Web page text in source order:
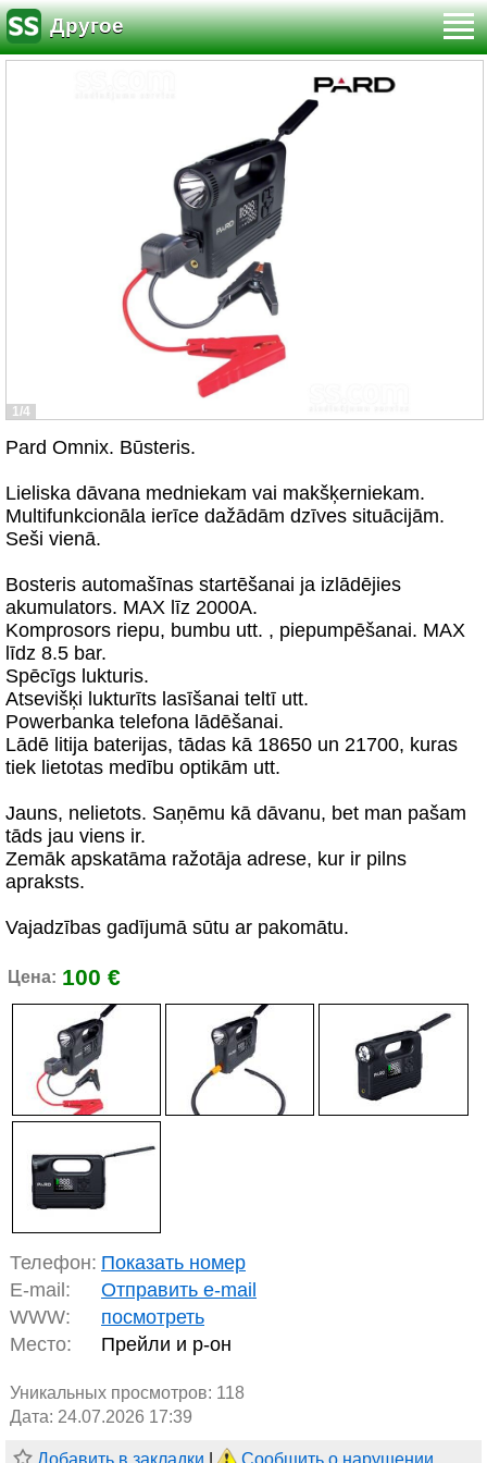
Другое
1/4
Pard Omnix. Būsteris.
Lieliska dāvana medniekam vai makšķerniekam.
Multifunkcionāla ierīce dažādām dzīves situācijām.
Seši vienā.
Bosteris automašīnas startēšanai ja izlādējies
akumulators. MAX līz 2000A.
Komprosors riepu, bumbu utt. , piepumpēšanai. MAX
līdz 8.5 bar.
Spēcīgs lukturis.
Atsevišķi lukturīts lasīšanai teltī utt.
Powerbanka telefona lādēšanai.
Lādē litija baterijas, tādas kā 18650 un 21700, kuras
tiek lietotas medību optikām utt.
Jauns, nelietots. Saņēmu kā dāvanu, bet man pašam
tāds jau viens ir.
Zemāk apskatāma ražotāja adrese, kur ir pilns
apraksts.
Vajadzības gadījumā sūtu ar pakomātu.
Цена: 100 €
Телефон: Показать номер
E-mail:
Отправить e-mail
WWW:
посмотреть
Место:
Прейли и р-он
Уникальных просмотров: 118
Дата: 24.07.2026 17:39
Добавить в закладки Сообщить о нарушении